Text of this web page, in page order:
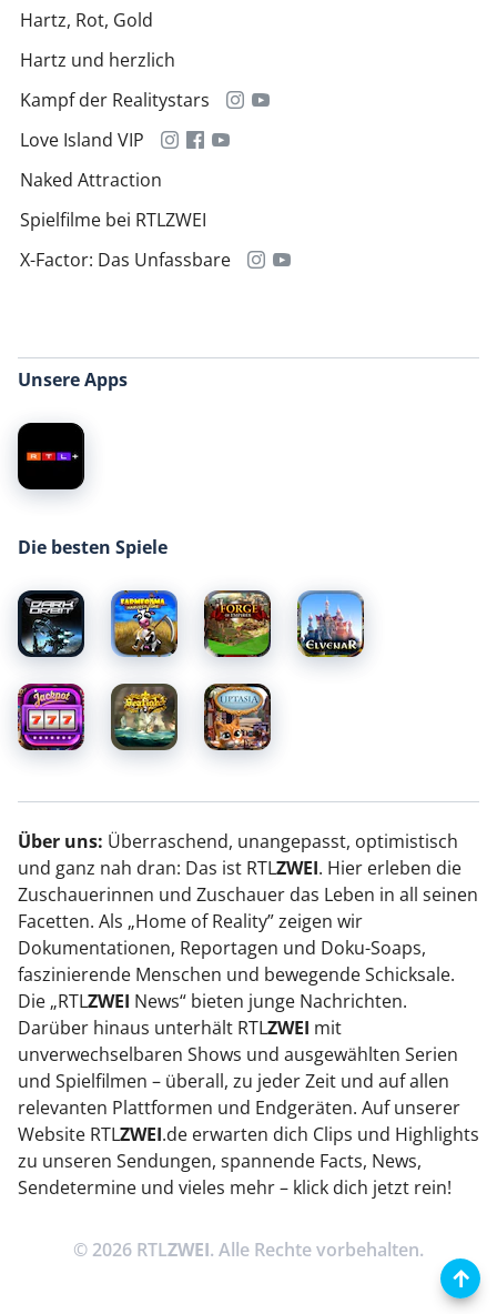
Hartz, Rot, Gold
Hartz und herzlich
Kampf der Realitystars
Love Island VIP
Naked Attraction
Spielfilme bei RTLZWEI
X-Factor: Das Unfassbare
Unsere Apps
Die besten Spiele
Über uns: Überraschend, unangepasst, optimistisch
und ganz nah dran: Das ist RTLZWEI. Hier erleben die
Zuschauerinnen und Zuschauer das Leben in all seinen
Facetten. Als „Home of Reality” zeigen wir
Dokumentationen, Reportagen und Doku-Soaps,
faszinierende Menschen und bewegende Schicksale.
Die „RTLZWEI News“ bieten junge Nachrichten.
Darüber hinaus unterhält RTLZWEI mit
unverwechselbaren Shows und ausgewählten Serien
und Spielfilmen – überall, zu jeder Zeit und auf allen
relevanten Plattformen und Endgeräten. Auf unserer
Website RTLZWEI.de erwarten dich Clips und Highlights
zu unseren Sendungen, spannende Facts, News,
Sendetermine und vieles mehr – klick dich jetzt rein!
© 2026 RTLZWEI. Alle Rechte vorbehalten.